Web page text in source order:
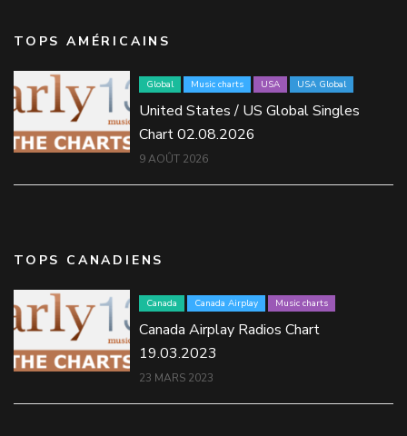
TOPS AMÉRICAINS
Global Music charts USA USA Global
United States / US Global Singles
Chart 02.08.2026
9 AOÛT 2026
TOPS CANADIENS
Canada Canada Airplay Music charts
Canada Airplay Radios Chart
19.03.2023
23 MARS 2023